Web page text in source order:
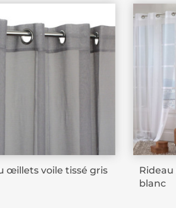
œillets voile tissé gris
blanc